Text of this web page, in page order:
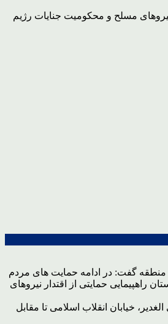
حمایتی از اقتدار نیروهای مسلح و محکومیت جنایات رژیم
منطقه گفت: در ادامه حمایت های مردم
ماه بعد از اقامه نماز جمعه در سراسر استان راهپیمایی حمایتی از اقتدار نیروهای
خیابان‌ انقلاب اسلامی تا مقابل